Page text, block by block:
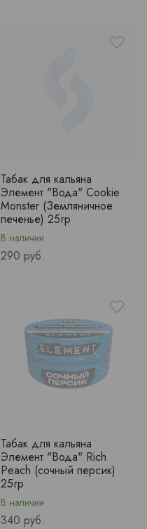
Табак для кальяна
Элемент "Вода" Cookie
Monster (Земляничное
печенье) 25гр
В наличии
Price
290 руб.
Табак для кальяна
Элемент "Вода" Rich
Peach (сочный персик)
25гр
В наличии
Price
340 руб.